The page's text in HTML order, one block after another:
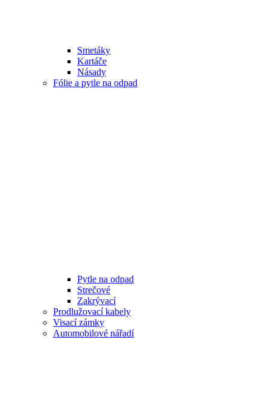
Smetáky
Kartáče
Násady
Fólie a pytle na odpad
Pytle na odpad
Strečové
Zakrývací
Prodlužovací kabely
Visací zámky
Automobilové nářadí